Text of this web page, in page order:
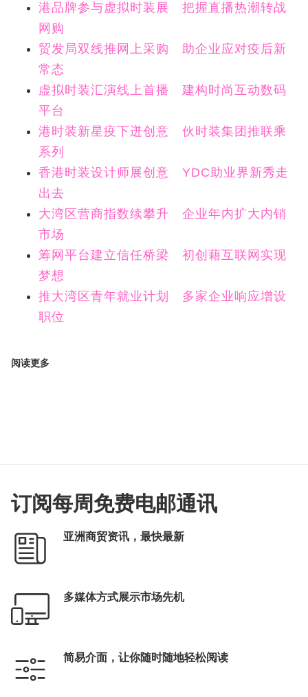
港品牌参与虚拟时装展 把握直播热潮转战
网购
贸发局双线推网上采购 助企业应对疫后新
常态
虚拟时装汇演线上首播 建构时尚互动数码
平台
港时装新星疫下迸创意 伙时装集团推联乘
系列
香港时装设计师展创意 YDC助业界新秀走
出去
大湾区营商指数续攀升 企业年内扩大内销
市场
筹网平台建立信任桥梁 初创藉互联网实现
梦想
推大湾区青年就业计划 多家企业响应增设
职位
阅读更多
订阅每周免费电邮通讯
亚洲商贸资讯，最快最新
多媒体方式展示市场先机
简易介面，让你随时随地轻松阅读